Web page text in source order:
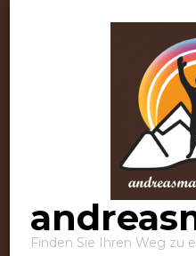
Finden Sie Ihren Weg zu